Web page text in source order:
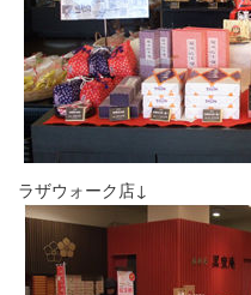
ラザウォーク店↓